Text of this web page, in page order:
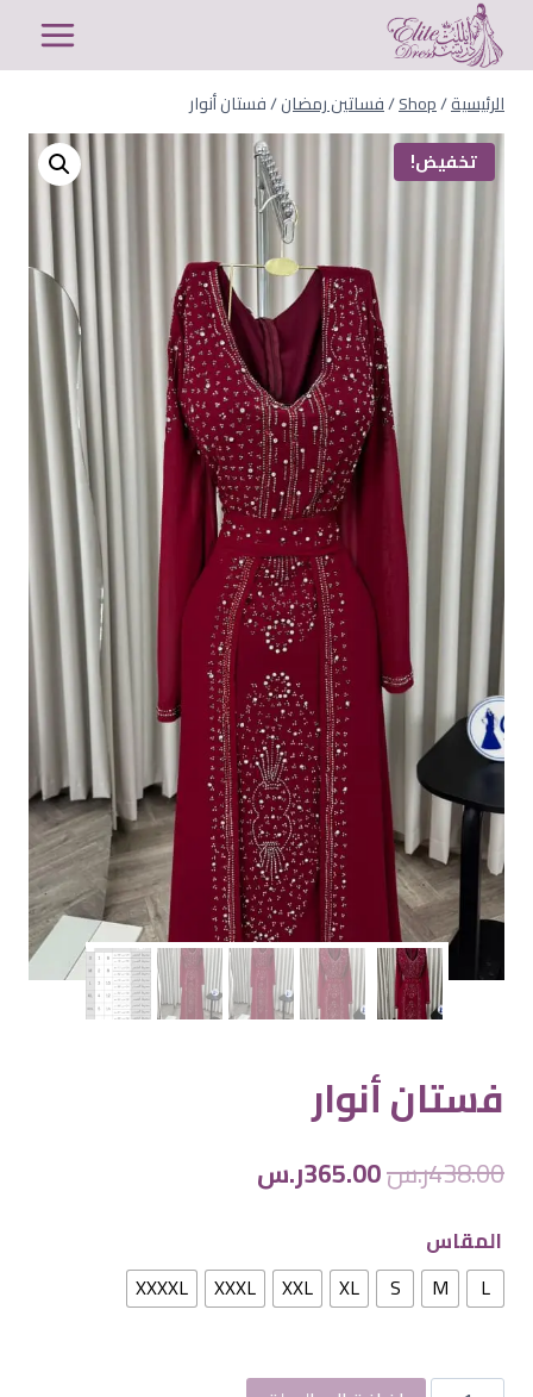
التجاوز
المحتوى
الرئيسية/
Shop
/فساتين رمضان/فستان أنوار
تخفيض!
فستان أنوار
438.00ر.سالسعر
438.00ر.س.
365.00ر.س
365.00ر.س.
المقاس
L
M
S
XL
XXL
XXXL
XXXXL